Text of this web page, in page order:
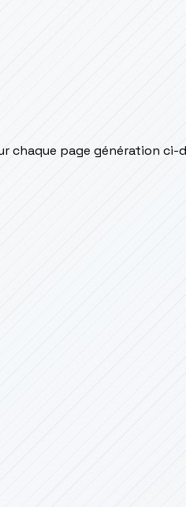
chaque page génération ci-